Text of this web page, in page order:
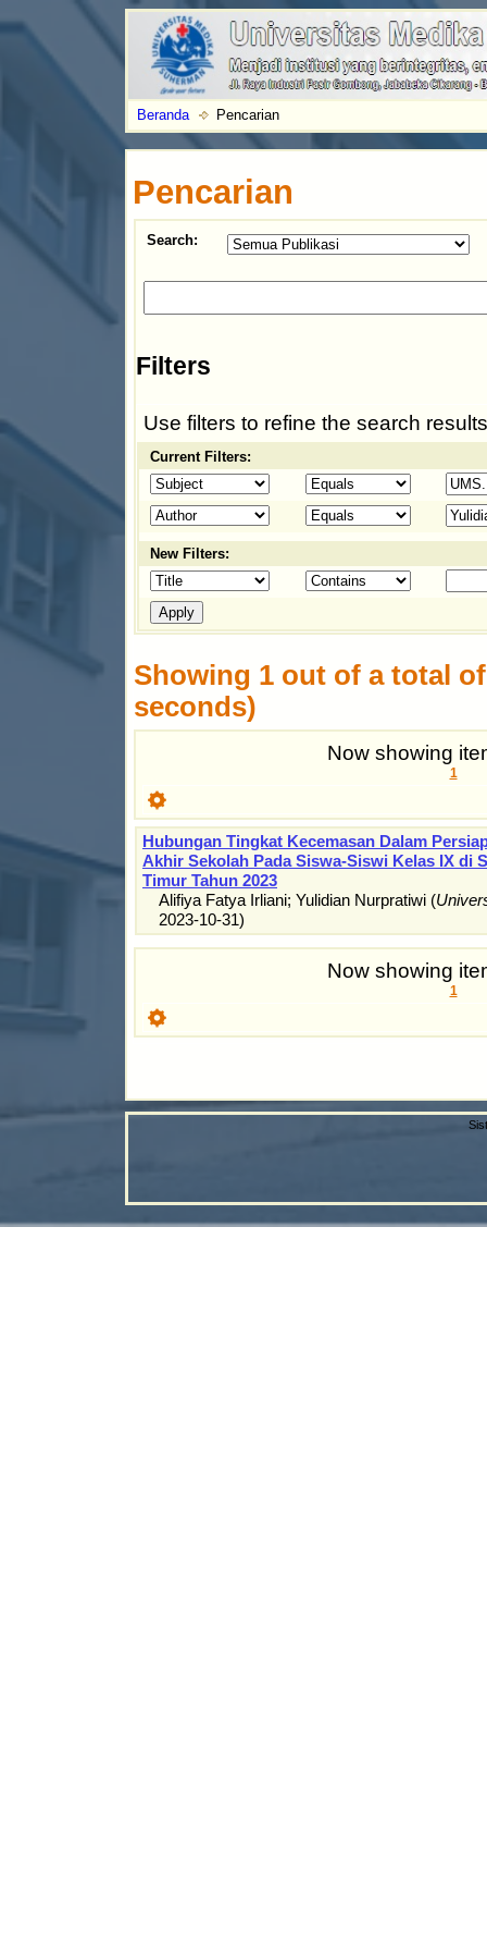
Beranda Pencarian
Pencarian
Search:
Filters
Use filters to refine the search
Current Filters:
New Filters:
Showing 1 out of a total
seconds)
Now showing
1
Hubungan Tingkat Kecemasan Dalam
Akhir Sekolah Pada Siswa-Siswi Kelas IX di
Timur Tahun 2023
Alifiya Fatya Irliani; Yulidian Nurpratiwi (
2023-10-31)
Now showing
1